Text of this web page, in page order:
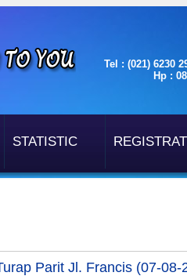
Tel : (021) 6230
Hp :
STATISTIC
Parit Jl. Francis (07-08-